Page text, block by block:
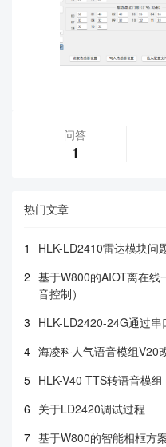
问答
1
热门文章
1
HLK-LD2410雷达模块问
2 基于W800的AIOT离在线
音控制）
3 HLK-LD2420-24G通过
4 海凌科人气语音模组V20
5 HLK-V40 TTS转语音模
6 关于LD2420调试过程
7 基于W800的智能相框方